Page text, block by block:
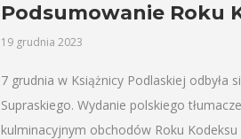
Podsumowanie Roku
19 grudnia 2023
7 grudnia w Książnicy Podlaskiej odbyła
Supraskiego. Wydanie polskiego
kulminacyjnym obchodów Roku